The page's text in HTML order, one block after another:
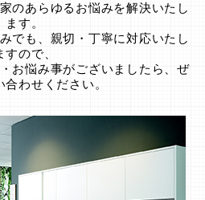
のあらゆるお悩みを解決いたし
ます。
でも、親切・丁寧に対応いたし
すので、
お悩み事がございましたら、ぜ
合わせください。